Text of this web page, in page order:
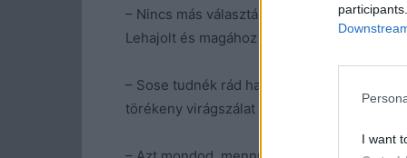
I want
– Nincs más választásom, de ezért ne
Lehajolt és magához ölelte a kába lányt.
– Sose tudnék rád haragudni – mondta
törékeny virágszálat érintene.